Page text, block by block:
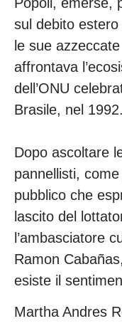
sul debito
le sue
affrontava
dell’ONU
Dopo ascoltare
pannellisti,
pubblico che
lascito del
l’ambasciatore
Ramon
esiste il
Martha Andres